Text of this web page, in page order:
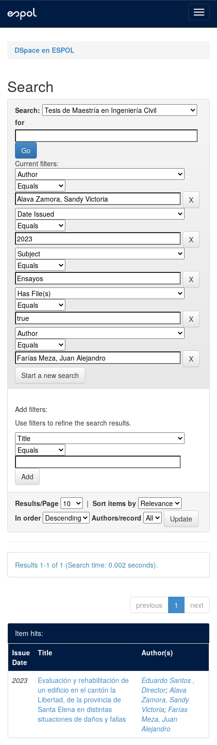
navigationDSpace en ESPOL
Search
Search:
for
Current filters:
Start a new search
Add filters:
Use filters to refine the search results.
Results/Page | Sort items by
In order
Authors/record
Results 1-1 of 1 (Search time: 0.002 seconds).
previous 1 next
Item hits:
Issue
Date
Title Author(s)
2023
Evaluación y rehabilitación de
un edificio en el cantón la
Libertad, de la provincia de
Santa Elena en distintas
situaciones de daños y fallas
Eduardo Santos ,
Director;Alava
Zamora, Sandy
Victoria; Farías
Meza, Juan
Alejandro